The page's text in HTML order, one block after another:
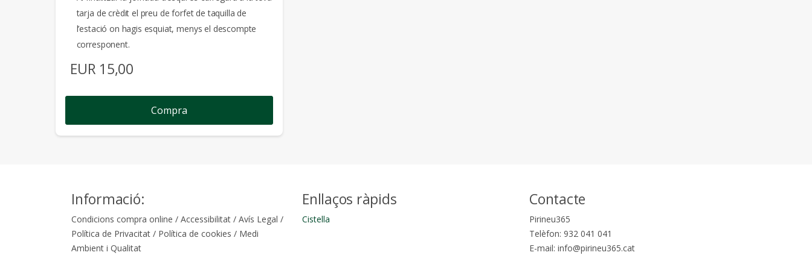
tarja de crèdit el preu de forfet de taquilla de
l’estació on hagis esquiat, menys el descompte
corresponent.
EUR 15,00
Compra
Informació:
Condicions compra online / Accessibilitat / Avís Legal /
Política de Privacitat / Política de cookies / Medi
Ambient i Qualitat
Enllaços ràpids
Cistella
Contacte
Pirineu365
Telèfon: 932 041 041
E-mail: info@pirineu365.cat